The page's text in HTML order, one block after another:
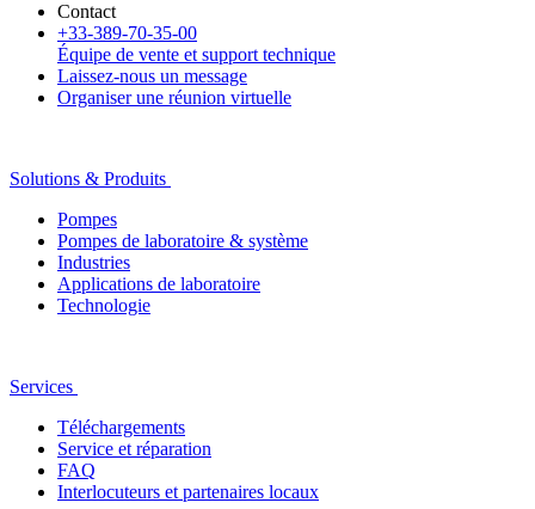
Contact
+33-389-70-35-00
Équipe de vente et support technique
Laissez-nous un message
Organiser une réunion virtuelle
Solutions & Produits
Pompes
Pompes de laboratoire & système
Industries
Applications de laboratoire
Technologie
Services
Téléchargements
Service et réparation
FAQ
Interlocuteurs et partenaires locaux